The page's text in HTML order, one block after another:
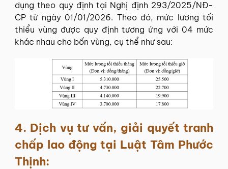
dụng theo quy định tại Nghị định 293/2025/NĐ-
CP từ ngày 01/01/2026. Theo đó, mức lương tối
thiểu vùng được quy định tương ứng với 04 mức
khác nhau cho bốn vùng, cụ thể như sau:
4. Dịch vụ tư vấn, giải quyết tranh
chấp lao động tại Luật Tâm Phước
Thịnh: